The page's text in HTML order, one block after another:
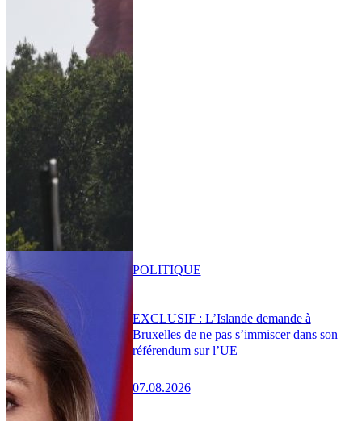
EXCLUSIF : L’Islande demande à
Bruxelles de ne pas s’immiscer dans son
référendum sur l’UE
07.08.2026
POLITIQUE